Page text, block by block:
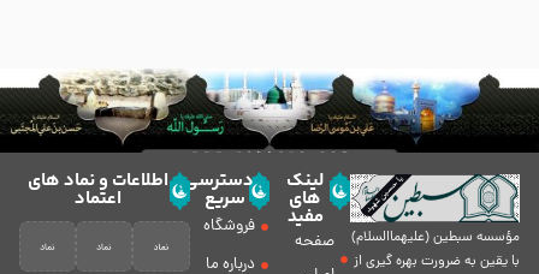
مؤسسه سبطين (عليهماالسلام)
با يقين به ضرورت بهره گیرى از
لینک
های
مفید
صفحه
دسترسی
سریع
فروشگاه
درباره ما
اطلاعات و نماد های
اعتماد